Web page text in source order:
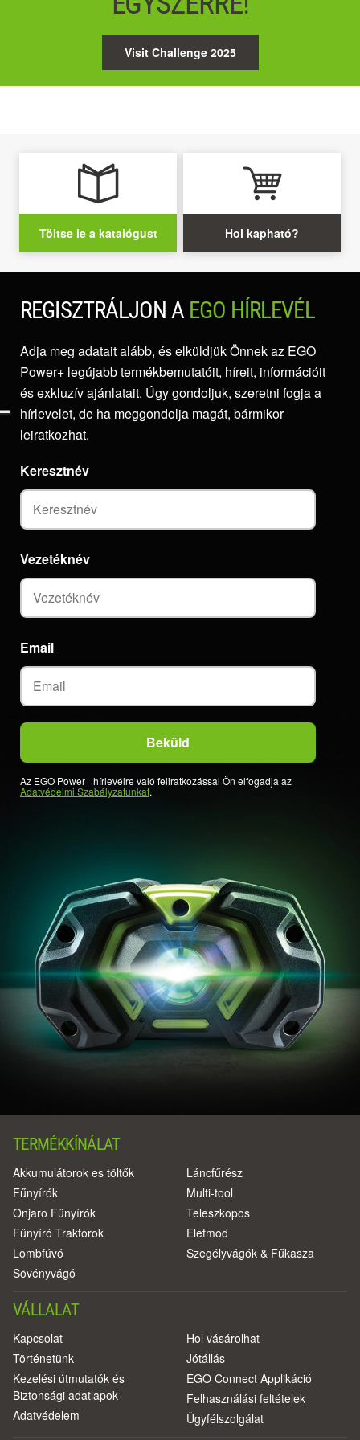
Visit Challenge 2025
Töltse le a katalógust Hol kapható?
REGISZTRÁLJON A EGO HÍRLEVÉL
Adja meg adatait alább, és elküldjük Önnek az EGO
Power+ legújabb termékbemutatóit, híreit, információit
és exkluzív ajánlatait. Úgy gondoljuk, szeretni fogja a
hírlevelet, de ha meggondolja magát, bármikor
leiratkozhat.
Email
Keresztnév
Vezetéknév
Az EGO Power+ hírlevélre való feliratkozással Ön elfogadja az
Adatvédelmi Szabályzatunkat.
TERMÉKKÍNÁLAT
Akkumulátorok es töltők
Fűnyírók
Onjaro Fűnyírók
Fűnyíró Traktorok
Lombfúvó
Sövényvágó
Láncfűrész
Multi-tool
Teleszkopos
Eletmod
Szegélyvágók & Fűkasza
VÁLLALAT
Kapcsolat
Történetünk
Kezelési útmutatók és
Biztonsági adatlapok
Adatvédelem
Hol vásárolhat
Jótállás
EGO Connect Applikáció
Felhasználási feltételek
Ügyfélszolgálat